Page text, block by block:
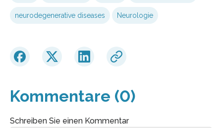
neurodegenerative diseases Neurologie
Kommentare (0)
Schreiben Sie einen Kommentar